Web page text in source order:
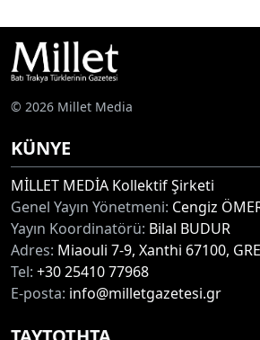
© 2026 Millet Media
KÜNYE
MİLLET MEDİA Kollektif Şirketi
Genel Yayın Yönetmeni: Cengiz
Yayın Koordinatörü: Bilal BUDUR
Adres: Miaouli 7-9, Xanthi 67100,
Tel: +30 25410 77968
E-posta: info@milletgazetesi.gr